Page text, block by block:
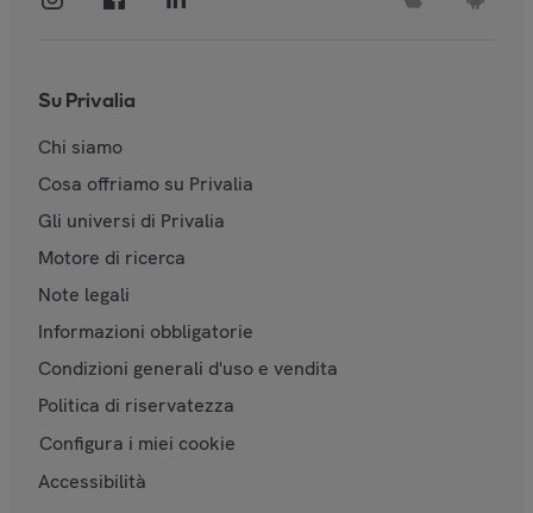
Su Privalia
Chi siamo
Cosa offriamo su Privalia
Gli universi di Privalia
Motore di ricerca
Note legali
Informazioni obbligatorie
Condizioni generali d'uso e vendita
Politica di riservatezza
Configura i miei cookie
Accessibilità